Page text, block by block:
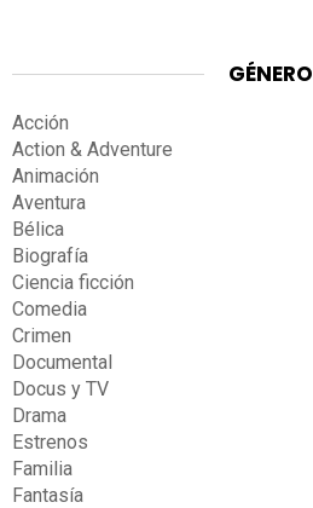
GÉNERO
Acción
Action & Adventure
Animación
Aventura
Bélica
Biografía
Ciencia ficción
Comedia
Crimen
Documental
Docus y TV
Drama
Estrenos
Familia
Fantasía